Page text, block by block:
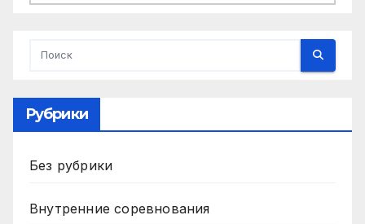
Рубрики
Без рубрики
Внутренние соревнования